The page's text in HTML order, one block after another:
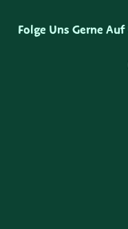
Folge Uns Gerne